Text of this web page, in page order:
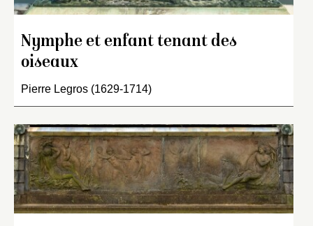
Nymphe et enfant tenant des
oiseaux
Pierre Legros (1629-1714)